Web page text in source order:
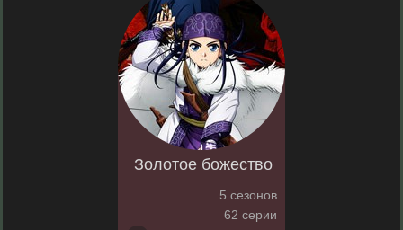
Золотое божество
5 сезонов
62 серии